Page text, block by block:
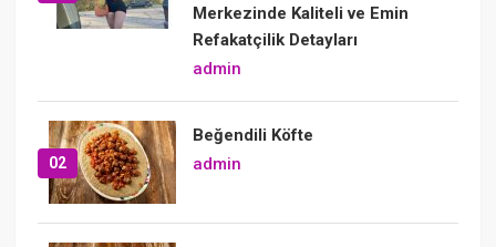
Merkezinde Kaliteli ve Emin
Refakatçilik Detayları
admin
02
Beğendili Köfte
admin